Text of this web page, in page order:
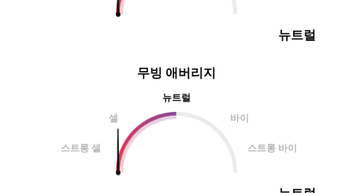
뉴트럴
무빙 애버리지
뉴트럴
셀
바이
스트롱 셀 스트롱 바이